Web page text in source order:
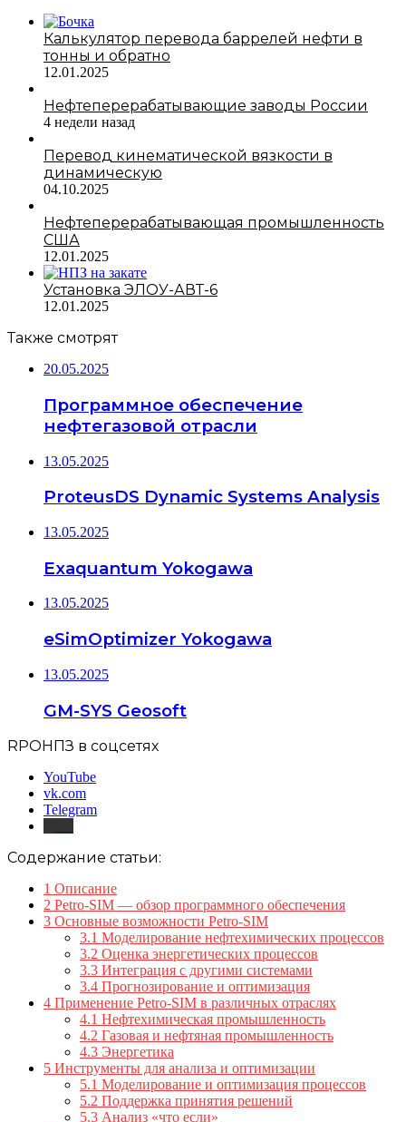
Калькулятор перевода баррелей нефти в
тонны и обратно
12.01.2025
Нефтеперерабатывающие заводы России
4 недели назад
Перевод кинематической вязкости в
динамическую
04.10.2025
Нефтеперерабатывающая промышленность
США
12.01.2025
Установка ЭЛОУ-АВТ-6
12.01.2025
Также смотрят
20.05.2025
Программное обеспечение
нефтегазовой отрасли
13.05.2025
ProteusDS Dynamic Systems Analysis
13.05.2025
Exaquantum Yokogawa
13.05.2025
eSimOptimizer Yokogawa
13.05.2025
GM-SYS Geosoft
RPOНПЗ в соцсетях
YouTube
vk.com
Telegram
Содержание статьи:
1 Описание
2 Petro-SIM — обзор программного обеспечения
3 Основные возможности Petro-SIM
3.1 Моделирование нефтехимических процессов
3.2 Оценка энергетических процессов
3.3 Интеграция с другими системами
3.4 Прогнозирование и оптимизация
4 Применение Petro-SIM в различных отраслях
4.1 Нефтехимическая промышленность
4.2 Газовая и нефтяная промышленность
4.3 Энергетика
5 Инструменты для анализа и оптимизации
5.1 Моделирование и оптимизация процессов
5.2 Поддержка принятия решений
5.3 Анализ «что если»